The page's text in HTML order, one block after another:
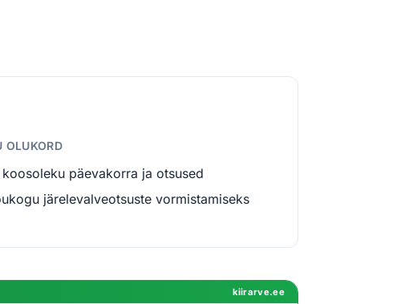
OLUKORD
päevakorra ja otsused
järelevalveotsuste vormistamiseks
kiirarve.ee